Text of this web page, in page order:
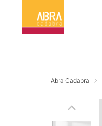
Abra Cadabra